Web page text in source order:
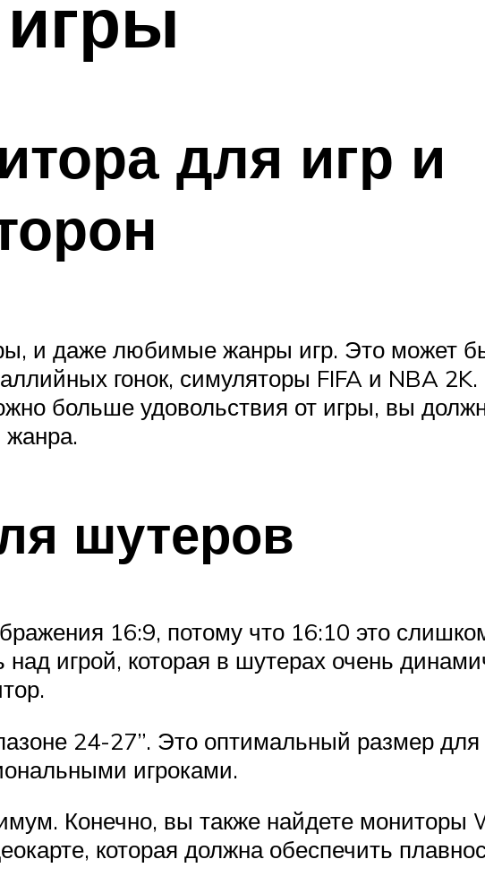
для игр и
и даже любимые жанры игр. Это может
гонок, симуляторы FIFA и NBA
больше удовольствия от игры, вы
жанра.
шутеров
16:9, потому что 16:10 это
игрой, которая в шутерах очень
24-27”. Это оптимальный размер для
игроками.
Конечно, вы также найдете
которая должна обеспечить